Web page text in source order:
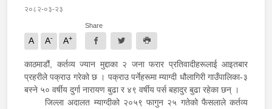
२०८२-०३-२३
A A- A+
Share
काठमाडौं, कर्तव्य ज्यान मुद्दाका २ जना फरार प्रतिवादीहरूलाई आइतबार
प्रहरीले पक्राउ गरेको छ । पक्राउ पर्नेहरूमा म्याग्दी धौलागिरी गाउँपालिका-३
बस्ने ५० वर्षीय दुर्गा नारायण बुढा र ४९ वर्षीय पर्स बहादुर बुढा रहेका छन् ।
जिल्ला अदालत म्याग्दीको २०५९ फागुन २५ गतेको फैसलाले कर्तव्य